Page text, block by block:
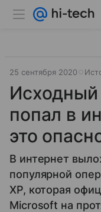
25 сентября 2020
Исходный
попал в
это
В интернет
популярной
XP, которая
Microsoft на